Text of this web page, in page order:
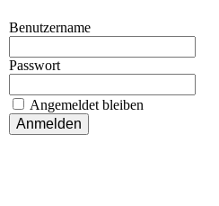
Benutzername
Passwort
Angemeldet bleiben